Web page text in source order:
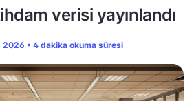
verisi yayınlandı
2026 • 4 dakika okuma süresi